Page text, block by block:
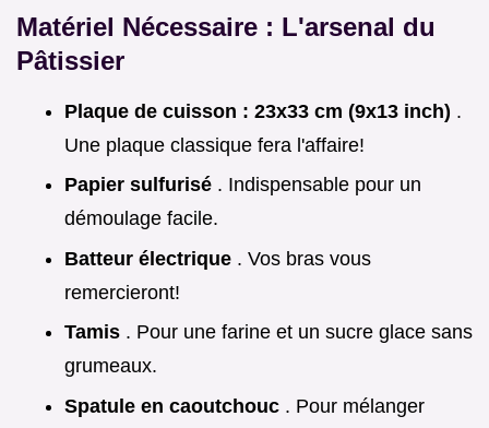
Matériel Nécessaire : L'arsenal du
Pâtissier
Plaque de cuisson : 23x33 cm (9x13 inch) .
Une plaque classique fera l'affaire!
Papier sulfurisé . Indispensable pour un
démoulage facile.
Batteur électrique . Vos bras vous
remercieront!
Tamis . Pour une farine et un sucre glace sans
grumeaux.
Spatule en caoutchouc . Pour mélanger